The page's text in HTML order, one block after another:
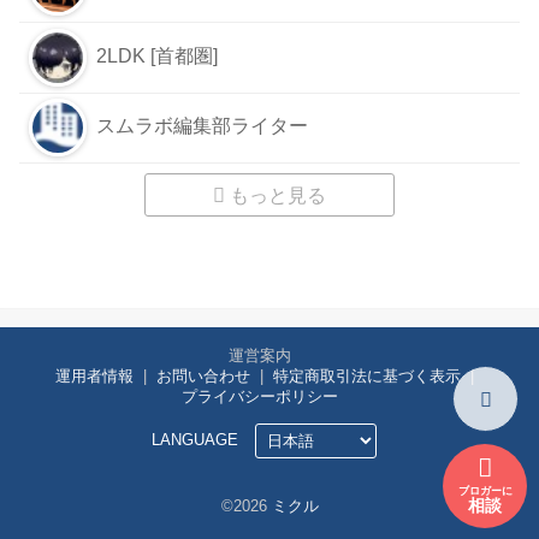
2LDK [首都圏]
スムラボ編集部ライター
もっと見る
ブロガーに
相談
運営案内
運用者情報
お問い合わせ
特定商取引法に基づく表示
プライバシーポリシー
LANGUAGE
©2026 ミクル